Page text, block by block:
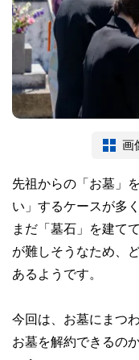
画
先祖からの「お墓」
い」するケースが多
まだ「墓石」を建て
が難しそうなため、
あるようです。
今回は、お墓にまつ
お墓を解約できるの